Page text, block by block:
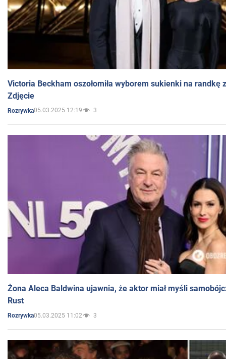
Victoria Beckham oszołomiła wyborem sukienki na randkę
Zdjęcie
Rozrywka05.03.2025 12:19 3
Żona Aleca Baldwina ujawnia, że aktor miał myśli
Rust
Rozrywka05.03.2025 11:02 3